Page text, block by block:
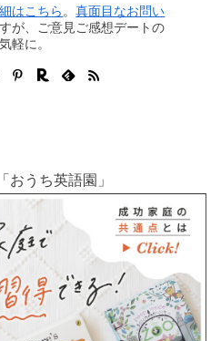
はこちら 。真面目なお問い
が、ご意見ご感想デートの
軽に。
おうち英語園」